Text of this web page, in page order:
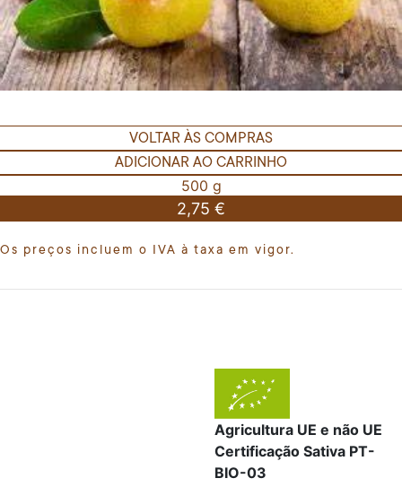
VOLTAR ÀS COMPRAS
ADICIONAR AO CARRINHO
500 g
2,75 €
Os preços incluem o IVA à taxa em vigor.
Agricultura UE e não UE
Certificação Sativa PT-
BIO-03